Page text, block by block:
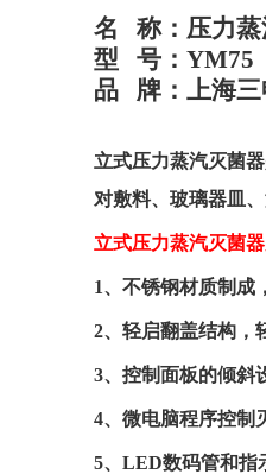
名
称：压力
型
号： YM75
品
牌： 上海
立式压力蒸汽灭菌
对敷料、玻璃器皿
立式压力蒸汽灭菌器
1、 不锈钢材质制成
2、 轻启翻盖结构，
3、 控制面板的倾斜
4、 微电脑程序控制
5、 LED数码管和指